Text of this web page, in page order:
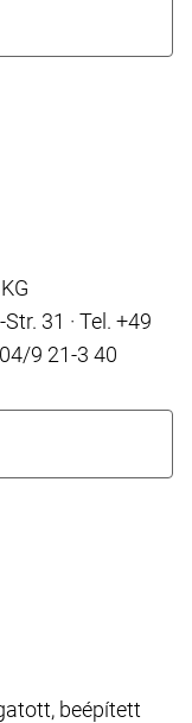
31 · Tel. +49
9 21-3 40
beépített